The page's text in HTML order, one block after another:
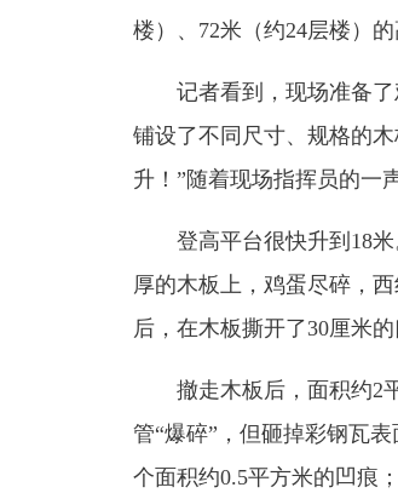
楼）、72米（约24层楼）的
记者看到，现场准备了
铺设了不同尺寸、规格的
升！”随着现场指挥员的一
登高平台很快升到18米
厚的木板上，鸡蛋尽碎，
后，在木板撕开了30厘米
撤走木板后，面积约2平
管“爆碎”，但砸掉彩钢瓦
个面积约0.5平方米的凹痕